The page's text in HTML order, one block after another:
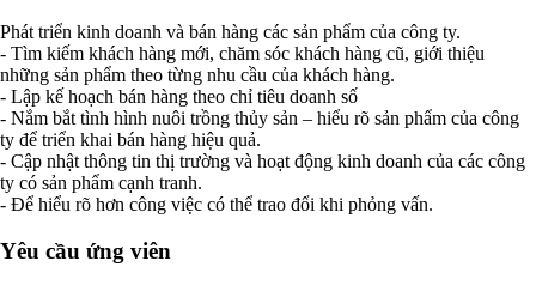
Phát triển kinh doanh và bán hàng các sản phẩm của công ty.
- Tìm kiếm khách hàng mới, chăm sóc khách hàng cũ, giới thiệu
những sản phẩm theo từng nhu cầu của khách hàng.
- Lập kế hoạch bán hàng theo chỉ tiêu doanh số
- Nắm bắt tình hình nuôi trồng thủy sản – hiểu rõ sản phẩm của công
ty để triển khai bán hàng hiệu quả.
- Cập nhật thông tin thị trường và hoạt động kinh doanh của các công
ty có sản phẩm cạnh tranh.
- Để hiểu rõ hơn công việc có thể trao đổi khi phỏng vấn.
Yêu cầu ứng viên